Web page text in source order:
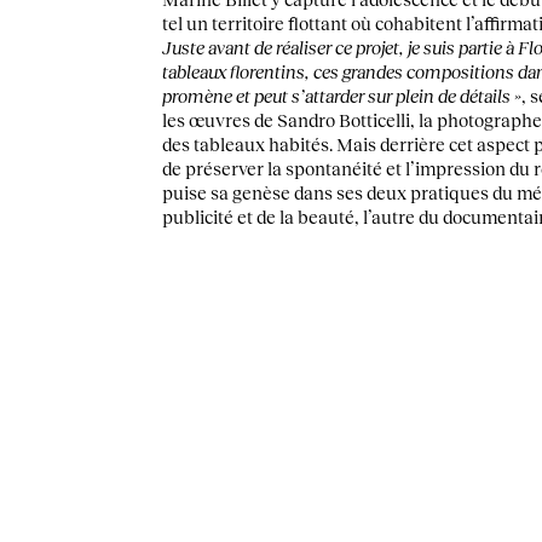
tel un territoire flottant où cohabitent
Juste avant de réaliser ce projet, je suis partie à
tableaux florentins, ces grandes compositions
promène et peut s’attarder sur plein de détails »,
les œuvres de Sandro Botticelli, la
des tableaux habités. Mais derrière cet aspect
de préserver la spontanéité et l’impression du
puise sa genèse dans ses deux pratiques du
publicité et de la beauté, l’autre du